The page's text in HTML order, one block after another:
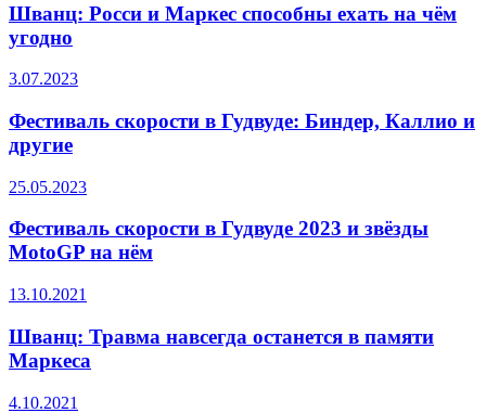
Шванц: Росси и Маркес способны ехать на чём
угодно
3.07.2023
Фестиваль скорости в Гудвуде: Биндер, Каллио и
другие
25.05.2023
Фестиваль скорости в Гудвуде 2023 и звёзды
MotoGP на нём
13.10.2021
Шванц: Травма навсегда останется в памяти
Маркеса
4.10.2021